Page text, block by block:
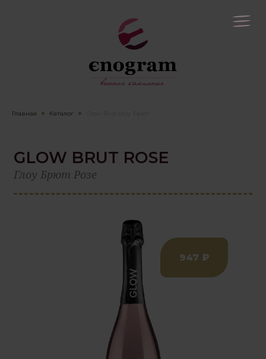
Главная Каталог
GLOW BRUT ROSE
Глоу Брют Розе
947 ₽